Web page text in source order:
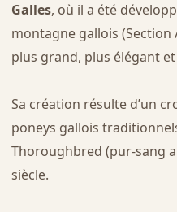
Galles, où il a été
montagne gallois
plus grand, plus élégant
Sa création résulte d’un
poneys gallois
Thoroughbred (pur-sang
siècle.